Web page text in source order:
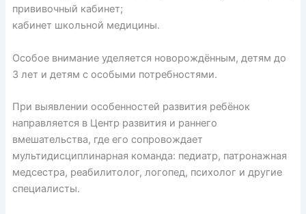
прививочный кабинет;
кабинет школьной медицины.
Особое внимание уделяется новорождённым, детям до
3 лет и детям с особыми потребностями.
При выявлении особенностей развития ребёнок
направляется в Центр развития и раннего
вмешательства, где его сопровождает
мультидисциплинарная команда: педиатр, патронажная
медсестра, реабилитолог, логопед, психолог и другие
специалисты.